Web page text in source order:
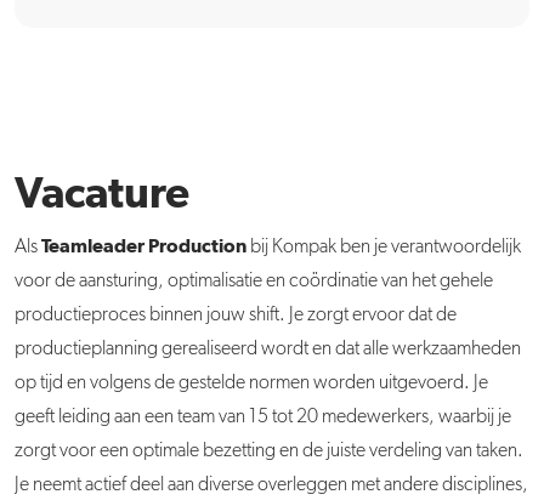
Vacature
AlsTeamleader Production bij Kompak ben je verantwoordelijk
voor de aansturing, optimalisatie en coördinatie van het gehele
productieproces binnen jouw shift. Je zorgt ervoor dat de
productieplanning gerealiseerd wordt en dat alle werkzaamheden
op tijd en volgens de gestelde normen worden uitgevoerd. Je
geeft leiding aan een team van 15 tot 20 medewerkers, waarbij je
zorgt voor een optimale bezetting en de juiste verdeling van taken.
Je neemt actief deel aan diverse overleggen met andere disciplines,